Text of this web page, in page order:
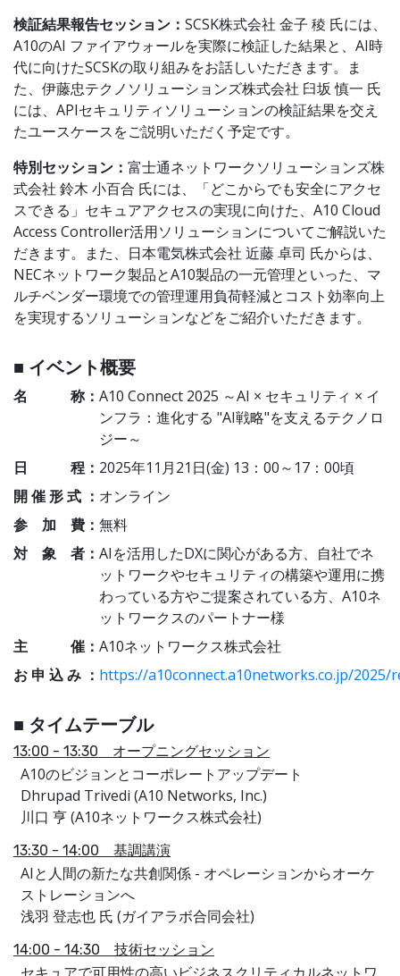
検証結果報告セッション： SCSK株式会社 金子 稜 氏には、
A10のAI ファイアウォールを実際に検証した結果と、AI時
代に向けたSCSKの取り組みをお話しいただきます。ま
た、伊藤忠テクノソリューションズ株式会社 臼坂 慎一 氏
には、APIセキュリティソリューションの検証結果を交え
たユースケースをご説明いただく予定です。
特別セッション： 富士通ネットワークソリューションズ株
式会社 鈴木 小百合 氏には、「どこからでも安全にアクセ
スできる」セキュアアクセスの実現に向けた、A10 Cloud
Access Controller活用ソリューションについてご解説いた
だきます。また、日本電気株式会社 近藤 卓司 氏からは、
NECネットワーク製品とA10製品の一元管理といった、マ
ルチベンダー環境での管理運用負荷軽減とコスト効率向上
を実現するソリューションなどをご紹介いただきます。
■ イベント概要
名 称： A10 Connect 2025 ～AI × セキュリティ × イ
ンフラ：進化する "AI戦略"を支えるテクノロ
ジー～
日 程： 2025年11月21日(金) 13：00～17：00頃
開 催 形 式 ： オンライン
参 加 費： 無料
対 象 者： AIを活用したDXに関心がある方、自社でネ
ットワークやセキュリティの構築や運用に携
わっている方やご提案されている方、A10ネ
ットワークスのパートナー様
主 催： A10ネットワークス株式会社
お 申 込 み ： https://a10connect.a10networks.co.jp/2025/
■ タイムテーブル
13:00 - 13:30 オープニングセッション
A10のビジョンとコーポレートアップデート
Dhrupad Trivedi (A10 Networks, Inc.)
川口 亨 (A10ネットワークス株式会社)
13:30 - 14:00 基調講演
AIと⼈間の新たな共創関係 - オペレーションからオーケ
ストレーションへ
浅⽻ 登志也 氏 (ガイアラボ合同会社)
14:00 - 14:30 技術セッション